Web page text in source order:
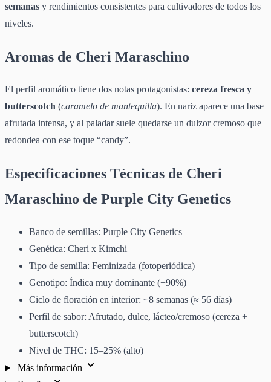
semanas y rendimientos consistentes para cultivadores de todos los
niveles.
Aromas de Cheri Maraschino
El perfil aromático tiene dos notas protagonistas: cereza fresca y
butterscotch (caramelo de mantequilla). En nariz aparece una base
afrutada intensa, y al paladar suele quedarse un dulzor cremoso que
redondea con ese toque “candy”.
Especificaciones Técnicas de Cheri
Maraschino de Purple City Genetics
Banco de semillas: Purple City Genetics
Genética: Cheri x Kimchi
Tipo de semilla: Feminizada (fotoperiódica)
Genotipo: Índica muy dominante (+90%)
Ciclo de floración en interior: ~8 semanas (≈ 56 días)
Perfil de sabor: Afrutado, dulce, lácteo/cremoso (cereza +
butterscotch)
Nivel de THC: 15–25% (alto)
Más información